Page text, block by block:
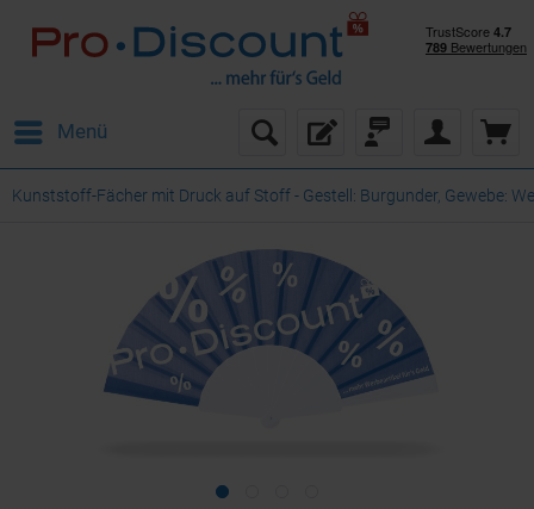
Menü
Kunststoff-Fächer mit Druck auf Stoff - Gestell: Burgunder, Gewebe: